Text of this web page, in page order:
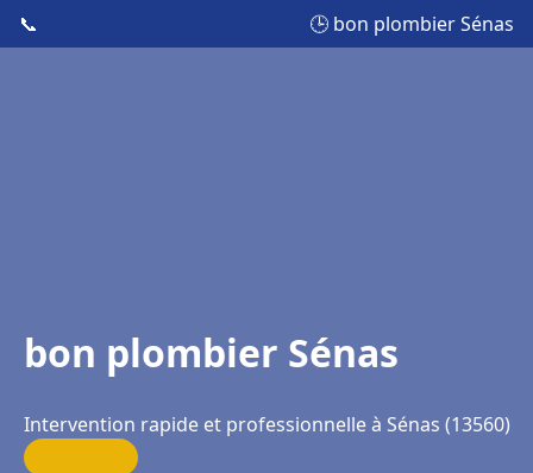
📞 🕒 bon plombier Sénas
bon plombier Sénas
Intervention rapide et professionnelle à Sénas (13560)